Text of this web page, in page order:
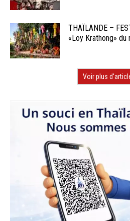
THAÏLANDE –
«Loy Krathong» du
Voir plus